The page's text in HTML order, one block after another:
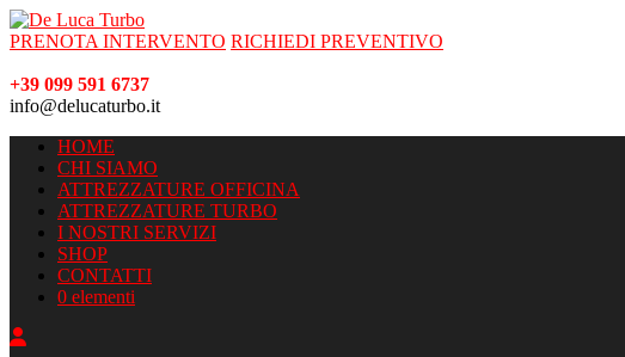
PRENOTA INTERVENTO RICHIEDI PREVENTIVO
+39 099 591 6737
info@delucaturbo.it
HOME
CHI SIAMO
ATTREZZATURE OFFICINA
ATTREZZATURE TURBO
I NOSTRI SERVIZI
SHOP
CONTATTI
0 elementi